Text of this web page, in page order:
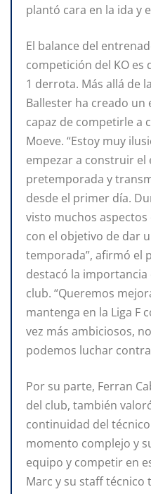
plantó cara en la ida y
El balance del
competición del KO es
1 derrota. Más allá de
Ballester ha creado
capaz de competirle a
Moeve. “Estoy muy
empezar a construir el
pretemporada y
desde el primer día.
visto muchos
con el objetivo de dar
temporada”, afirmó el
destacó la
club. “Queremos
mantenga en la Liga F
vez más ambiciosos,
podemos luchar
Por su parte, Ferran
del club, también
continuidad del
momento complejo y
equipo y competir en
Marc y su staff técnico